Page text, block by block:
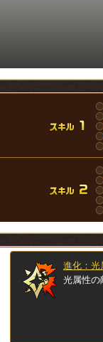
進化：光
光属性の